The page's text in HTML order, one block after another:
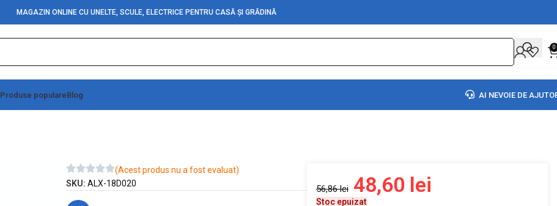
MAGAZIN ONLINE CU UNELTE, SCULE, ELECTRICE PENTRU CASĂ ȘI GRĂDINĂ
0
Produse populareBlog AI NEVOIE DE
(Acest produs nu a fost evaluat)
SKU: ALX-18D020 56,86lei 48,60 lei
Stoc epuizat